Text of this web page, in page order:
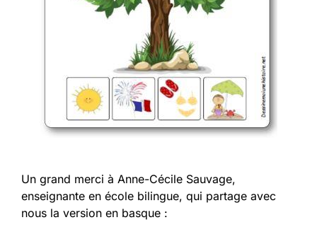
Un grand merci à Anne-Cécile Sauvage,
enseignante en école bilingue, qui partage avec
nous la version en basque :